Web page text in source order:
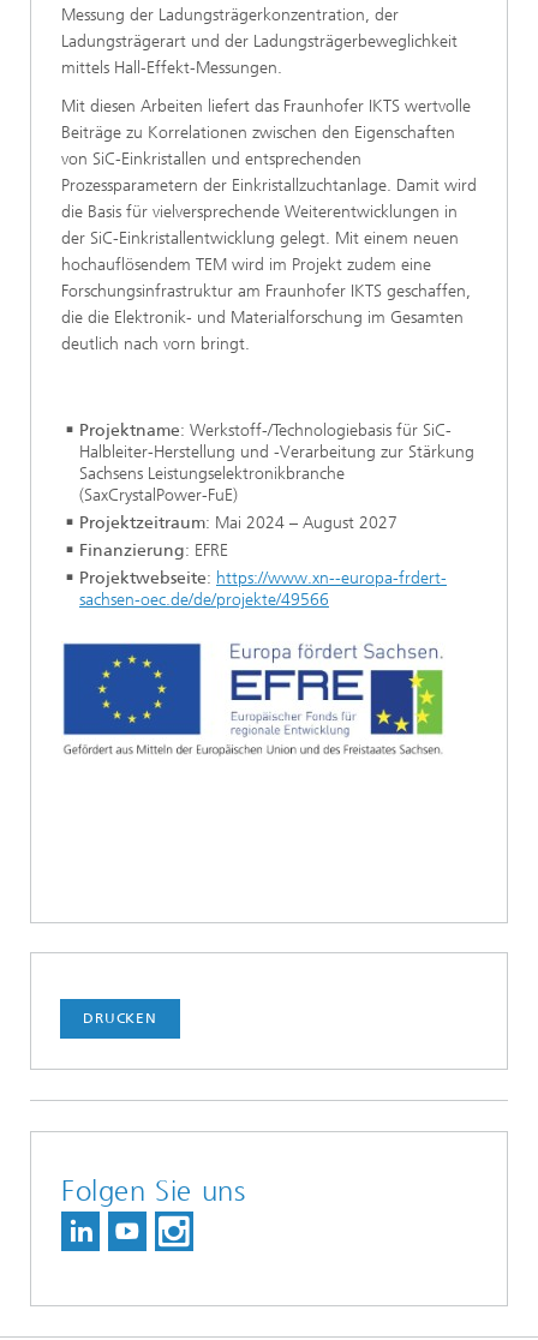
Messung der Ladungsträgerkonzentration, der
Ladungsträgerart und der Ladungsträgerbeweglichkeit
mittels Hall-Effekt-Messungen.
Mit diesen Arbeiten liefert das Fraunhofer IKTS wertvolle
Beiträge zu Korrelationen zwischen den Eigenschaften
von SiC-Einkristallen und entsprechenden
Prozessparametern der Einkristallzuchtanlage. Damit wird
die Basis für vielversprechende Weiterentwicklungen in
der SiC-Einkristallentwicklung gelegt. Mit einem neuen
hochauflösendem TEM wird im Projekt zudem eine
Forschungsinfrastruktur am Fraunhofer IKTS geschaffen,
die die Elektronik- und Materialforschung im Gesamten
deutlich nach vorn bringt.
Projektname: Werkstoff-/Technologiebasis für SiC-
Halbleiter-Herstellung und -Verarbeitung zur Stärkung
Sachsens Leistungselektronikbranche
(SaxCrystalPower-FuE)
Projektzeitraum: Mai 2024 – August 2027
Finanzierung: EFRE
Projektwebseite: https://www.xn--europa-frdert-
sachsen-oec.de/de/projekte/49566
DRUCKEN
Folgen Sie uns